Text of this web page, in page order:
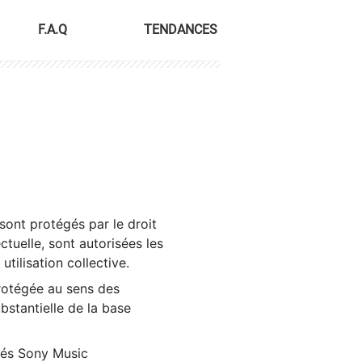
F.A.Q TENDANCES
protégés par le droit
sont autorisées les
collective.
au sens des
de la base
Sony Music